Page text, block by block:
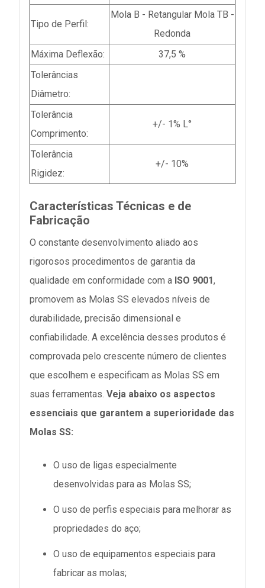
Tipo de Perfil:
Mola B - Retangular Mola TB -
Redonda
Máxima Deflexão:
37,5 %
Tolerâncias
Diâmetro:
Tolerância
Comprimento:
+/- 1% L°
Tolerância
Rigidez:
+/- 10%
Características Técnicas e de
Fabricação
O constante desenvolvimento aliado aos
rigorosos procedimentos de garantia da
qualidade em conformidade com a ISO 9001,
promovem as Molas SS elevados níveis de
durabilidade, precisão dimensional e
confiabilidade. A excelência desses produtos é
comprovada pelo crescente número de clientes
que escolhem e especificam as Molas SS em
suas ferramentas. Veja abaixo os aspectos
essenciais que garantem a superioridade das
Molas SS:
O uso de ligas especialmente
desenvolvidas para as Molas SS;
O uso de perfis especiais para melhorar as
propriedades do aço;
O uso de equipamentos especiais para
fabricar as molas;